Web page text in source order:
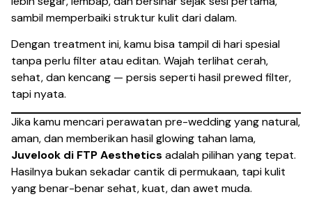
sambil memperbaiki struktur kulit dari dalam.
Dengan treatment ini, kamu bisa tampil di hari spesial
tanpa perlu filter atau editan. Wajah terlihat cerah,
sehat, dan kencang — persis seperti hasil prewed filter,
tapi nyata.
Jika kamu mencari perawatan pre-wedding yang natural,
aman, dan memberikan hasil glowing tahan lama,
Juvelook di FTP Aesthetics adalah pilihan yang tepat.
Hasilnya bukan sekadar cantik di permukaan, tapi kulit
yang benar-benar sehat, kuat, dan awet muda.